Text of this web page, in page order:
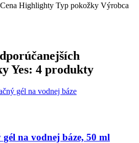
Cena Highlighty Typ pokožky Výrobca
Yes: 4 produkty
na vodnej báze, 50 ml